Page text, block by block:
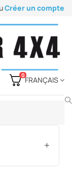
Créer un compte
0
FRANÇAIS